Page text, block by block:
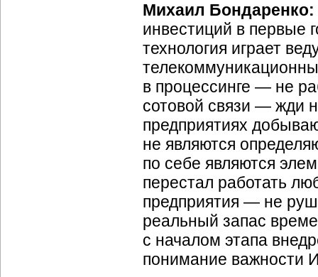
Михаил Бондаренко:
инвестиций в первые
технология играет
в процессинге — не
сотовой связи — жди
предприятиях
не являются
по себе являются
перестал работать
предприятия — не
реальный запас
с началом этапа
понимание важности